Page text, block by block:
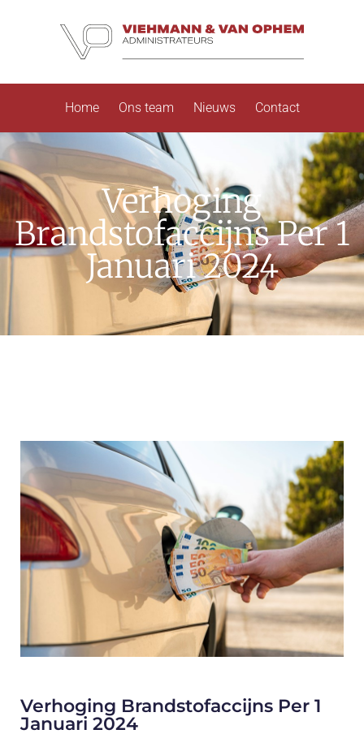
Home Ons team Nieuws Contact
Verhoging
Brandstofaccijns Per 1
Januari 2024
Verhoging Brandstofaccijns Per 1
Januari 2024